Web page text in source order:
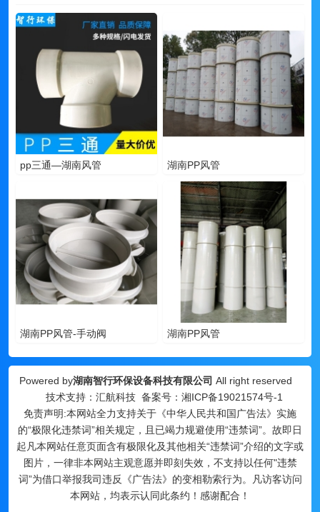
pp三通—湖南风管 湖南PP风管
湖南PP风管-手动阀 湖南PP风管
Powered by湖南智行环保设备科技有限公司 All right reserved
技术支持：汇航科技 备案号： 湘ICP备19021574号-1
免责声明:本网站全力支持关于《中华人民共和国广告法》实施
的“极限化违禁词”相关规定，且已竭力规避使用“违禁词”。故即日
起凡本网站任意页面含有极限化及其他相关“违禁词”介绍的文字或
图片，一律非本网站主观意愿并即刻失效，不支持以任何"违禁
词”为借口举报我司违反《广告法》的变相勒索行为。凡访客访问
本网站，均表示认同此条约！感谢配合！